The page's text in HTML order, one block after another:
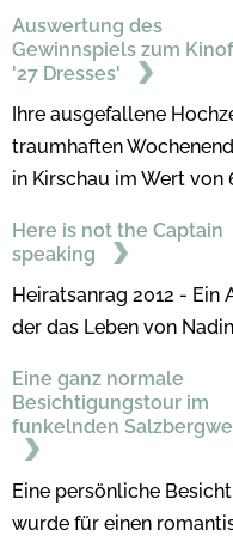
Auswertung des
Gewinnspiels zum
'27 Dresses'
Ihre ausgefallene
traumhaften
in Kirschau im Wert von
Here is not the Captain
speaking
Heiratsanrag 2012 - Ein
der das Leben von
Eine ganz normale
Besichtigungstour im
funkelnden
Eine persönliche
wurde für einen